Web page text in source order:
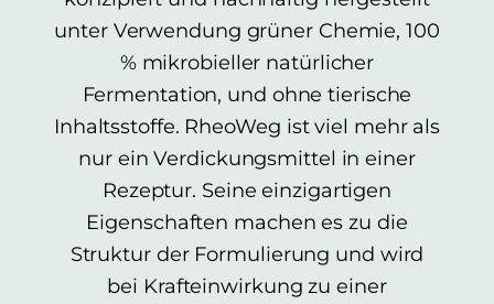
unter Verwendung grüner Chemie, 100
% mikrobieller natürlicher
Fermentation, und ohne tierische
Inhaltsstoffe. RheoWeg ist viel mehr als
nur ein Verdickungsmittel in einer
Rezeptur. Seine einzigartigen
Eigenschaften machen es zu die
Struktur der Formulierung und wird
bei Krafteinwirkung zu einer